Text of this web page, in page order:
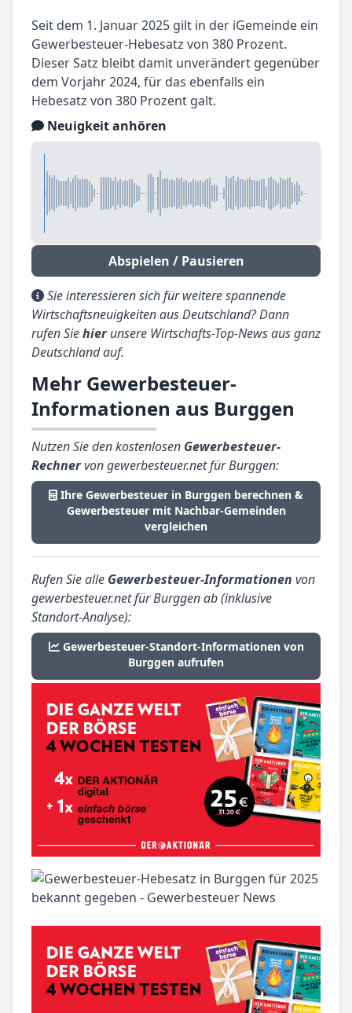
Seit dem 1. Januar 2025 gilt in der iGemeinde ein
Gewerbesteuer-Hebesatz von 380 Prozent.
Dieser Satz bleibt damit unverändert gegenüber
dem Vorjahr 2024, für das ebenfalls ein
Hebesatz von 380 Prozent galt.
Neuigkeit anhören
Abspielen / Pausieren
Sie interessieren sich für weitere spannende
Wirtschaftsneuigkeiten aus Deutschland? Dann
rufen Siehierunsere Wirtschafts-Top-News aus ganz
Deutschland auf.
Mehr Gewerbesteuer-
Informationen aus Burggen
Nutzen Sie den kostenlosen Gewerbesteuer-
Rechnervon gewerbesteuer.net für Burggen:
Ihre Gewerbesteuer in Burggen berechnen &
Gewerbesteuer mit Nachbar-Gemeinden
vergleichen
Rufen Sie alle Gewerbesteuer-Informationen von
gewerbesteuer.net für Burggen ab (inklusive
Standort-Analyse):
Gewerbesteuer-Standort-Informationen von
Burggen aufrufen